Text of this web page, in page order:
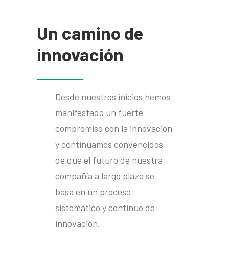
Un camino de
innovación
Desde nuestros inicios hemos
manifestado un fuerte
compromiso con la innovación
y continuamos convencidos
de que el futuro de nuestra
compañía a largo plazo se
basa en un proceso
sistemático y continuo de
innovación.